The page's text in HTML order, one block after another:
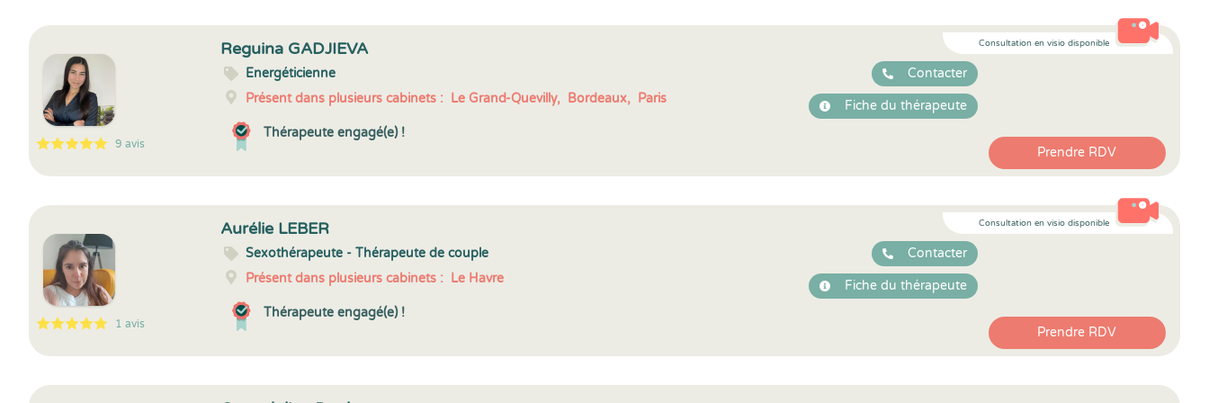
Consultation en visio disponible
5
1
5
9 9 avis
Reguina GADJIEVA
Energéticienne
Présent dans plusieurs cabinets : Le Grand-Quevilly, Bordeaux, Paris
Thérapeute engagé(e) !
Contacter
Fiche du thérapeute
Prendre RDV
Consultation en visio disponible
5
1
5
1 1 avis
Aurélie LEBER
Sexothérapeute - Thérapeute de couple
Présent dans plusieurs cabinets : Le Havre
Thérapeute engagé(e) !
Contacter
Fiche du thérapeute
Prendre RDV